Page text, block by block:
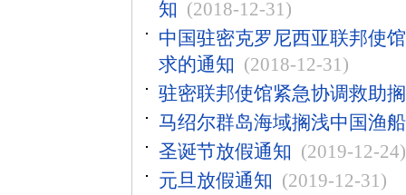
知 (2018-12-31)
中国驻密克罗尼西亚联邦使
求的通知 (2018-12-31)
驻密联邦使馆紧急协调救助
马绍尔群岛海域搁浅中国渔
圣诞节放假通知 (2019-12-24)
元旦放假通知 (2019-12-31)